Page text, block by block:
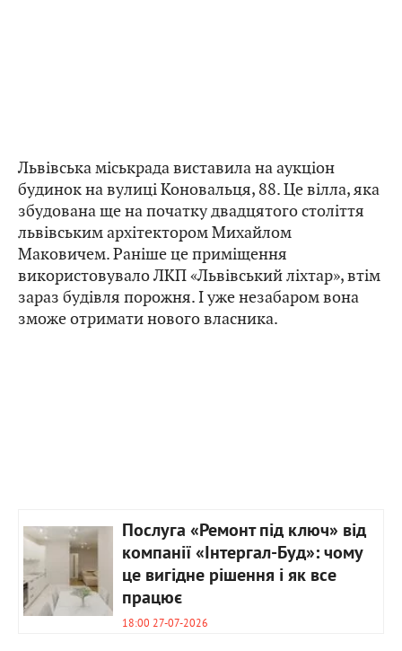
Львівська міськрада виставила на аукціон
будинок на вулиці Коновальця, 88. Це вілла, яка
збудована ще на початку двадцятого століття
львівським архітектором Михайлом
Маковичем. Раніше це приміщення
використовувало ЛКП «Львівський ліхтар», втім
зараз будівля порожня. І уже незабаром вона
зможе отримати нового власника.
Послуга «Ремонт під ключ» від
компанії «Інтергал-Буд»: чому
це вигідне рішення і як все
працює
18:00 27-07-2026